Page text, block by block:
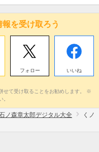
を受け取ろう
フォロー いいね
せて受け取ることをお勧めします。 ※
。
ノ森章太郎デジタル大全
くノ